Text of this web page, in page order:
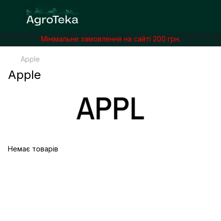
Мінімальне замовлення на сайті 200 грн.
Apple
Apple
Немає товарів